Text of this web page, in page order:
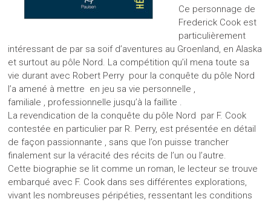
Ce personnage de
Frederick Cook est
particulièrement
intéressant de par sa soif d’aventures au Groenland, en Alaska
et surtout au pôle Nord. La compétition qu’il mena toute sa
vie durant avec Robert Perry pour la conquête du pôle Nord
l’a amené à mettre en jeu sa vie personnelle ,
familiale , professionnelle jusqu’à la faillite .
La revendication de la conquête du pôle Nord par F. Cook
contestée en particulier par R. Perry, est présentée en détail
de façon passionnante , sans que l’on puisse trancher
finalement sur la véracité des récits de l’un ou l’autre.
Cette biographie se lit comme un roman, le lecteur se trouve
embarqué avec F. Cook dans ses différentes explorations,
vivant les nombreuses péripéties, ressentant les conditions